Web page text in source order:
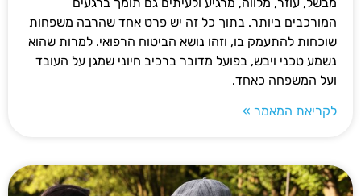
המורכבים ביותר. בתוך כל זה יש פרט אחד שהרבה משפחות
שוכחות להתעמק בו, וזהו נושא הביטוח הרפואי. למרות שהוא
נשמע טכני ויבש, בפועל מדובר ברכיב חיוני שמגן על העובד
ועל המשפחה כאחד.
לקריאת המאמר »